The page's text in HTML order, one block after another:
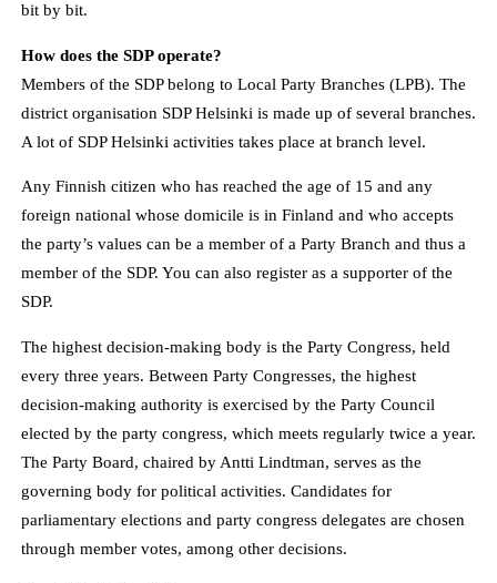
bit by bit.
How does the SDP operate?
Members of the SDP belong to Local Party Branches (LPB). The
district organisation SDP Helsinki is made up of several branches.
A lot of SDP Helsinki activities takes place at branch level.
Any Finnish citizen who has reached the age of 15 and any
foreign national whose domicile is in Finland and who accepts
the party’s values ​​can be a member of a Party Branch and thus a
member of the SDP. You can also register as a supporter of the
SDP.
The highest decision-making body is the Party Congress, held
every three years. Between Party Congresses, the highest
decision-making authority is exercised by the Party Council
elected by the party congress, which meets regularly twice a year.
The Party Board, chaired by Antti Lindtman, serves as the
governing body for political activities. Candidates for
parliamentary elections and party congress delegates are chosen
through member votes, among other decisions.